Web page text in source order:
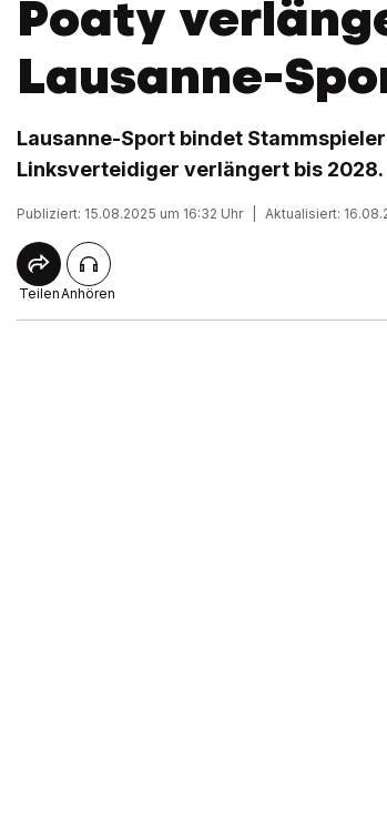
Poaty
Lausanne-
Lausanne-Sport bindet
Linksverteidiger verlängert bis 2028.
Publiziert: 15.08.2025 um 16:32 Uhr Aktualisiert:
TeilenAnhören